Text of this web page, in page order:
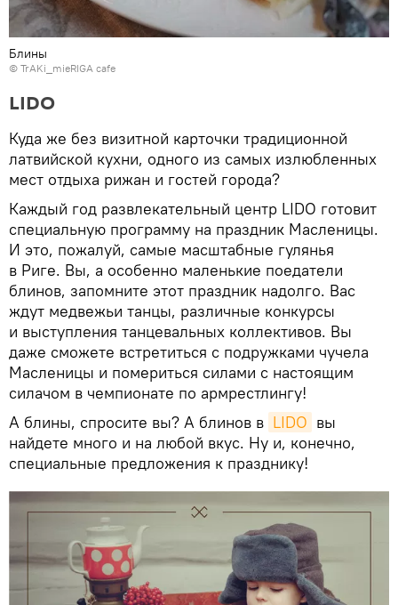
Блины
© TrAKi_mieRIGA cafe
LIDO
Куда же без визитной карточки традиционной
латвийской кухни, одного из самых излюбленных
мест отдыха рижан и гостей города?
Каждый год развлекательный центр LIDO готовит
специальную программу на праздник Масленицы.
И это, пожалуй, самые масштабные гулянья
в Риге. Вы, а особенно маленькие поедатели
блинов, запомните этот праздник надолго. Вас
ждут медвежьи танцы, различные конкурсы
и выступления танцевальных коллективов. Вы
даже сможете встретиться с подружками чучела
Масленицы и помериться силами с настоящим
силачом в чемпионате по армрестлингу!
А блины, спросите вы? А блинов в LIDO вы
найдете много и на любой вкус. Ну и, конечно,
специальные предложения к празднику!